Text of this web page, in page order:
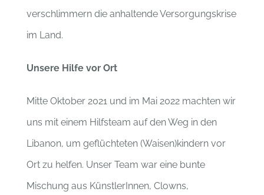
verschlimmern die anhaltende Versorgungskrise
im Land.
Unsere Hilfe vor Ort
Mitte Oktober 2021 und im Mai 2022 machten wir
uns mit einem Hilfsteam auf den Weg in den
Libanon, um geflüchteten (Waisen)kindern vor
Ort zu helfen. Unser Team war eine bunte
Mischung aus KünstlerInnen, Clowns,